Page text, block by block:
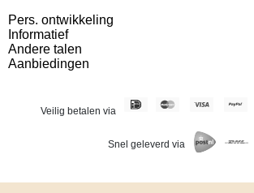
Pers. ontwikkeling
Informatief
Andere talen
Aanbiedingen
Veilig betalen via
Snel geleverd via